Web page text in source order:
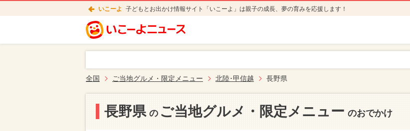
いこーよ 子どもとお出かけ情報サイト「いこーよ」は親子の成長、夢の育みを応援します！
全国 ご当地グルメ・限定メニュー 北陸･甲信越 長野県
長野県 の ご当地グルメ・限定メニュー のおでかけ